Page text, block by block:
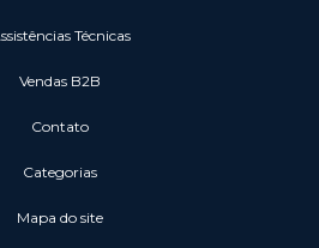
Assistências Técnicas
vendas B2B
Contato
Categorias
Mapa do site